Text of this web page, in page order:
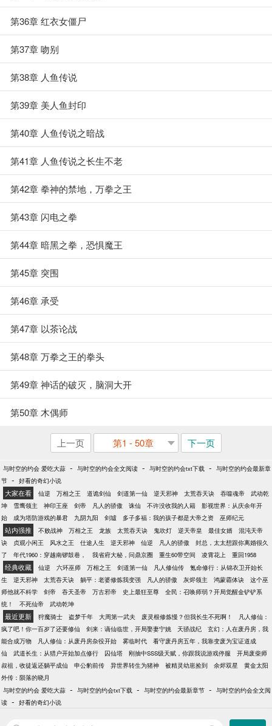
第36章 红衣女僵尸
第37章 吻别
第38章 人鱼传说
第39章 美人鱼封印
第40章 人鱼传说之暗战
第41章 人鱼传说之长生不老
第42章 拳神的禁地，万拳之王
第43章 闪电之拳
第44章 暗黑之拳，恐惧魔王
第45章 突围
第46章 承受
第47章 以茶论战
第48章 万拳之王的拳头
第49章 神话的破灭，脑洞大开
第50章 木偶师
上一页 第1 - 50章 下一页
与时空的约会 爱吃大蒜 - 与时空的约会全文阅读 - 与时空的约会txt下载 - 与时空的约会最新章
节 - 好看的奇幻小说
大家在看 仙逆 万相之王 道诡剑仙 剑道第一仙 逆天邪神 太荒吞天诀 吞噬魂帝
武动乾
坤
雪鹰领主 神印王座 剑帝 凡人的骄傲 诛仙 不许没收我的人籍
影视世界：从庆余年开
始
成为塔防游戏的暴君 九阴九阳 剑墟 多子多福：我的孩子都是大帝之资 巫师纪元
站内强推 不败战神 万相之王 龙族 太荒吞天诀 鬼吹灯 逆天帝皇 最佳女婿
混沌天帝
诀
贞观小闲王 风水之王 仕途人生 逆天邪神 仙逆 凡人的骄傲
封总，太太想跟你离婚很久
了
年代1960：穿越南锣鼓巷， 我省府大秘，问鼎京圈 重生60带空间 凌霄花上 重回1958
经典收藏 仙逆 六环巫师 万相之王 剑道第一仙 凡人修仙传
氪命修行：从锦衣卫开始长
生
逆天邪神 太荒吞天诀 躺平：老婆修炼我变强 凡人的骄傲 灰烬领主 鸿蒙霸体诀
这个巫
师他就不科学
剑帝 吞天圣帝 万古邪帝 史上最狂至尊
全民：召唤师弱？开局觉醒金铲铲系
统！
不死仙帝 武动乾坤
最近更新 狩魔骑士 盗梦千年 大周第一武夫 废灵根修炼慢？但我长生不死啊！
凡人修仙：
疯了吧！你一百岁了还要修仙
剑来：谪仙临世，开局娶妻宁姚 天骄战纪
玄幻：人在废丹房，我
能合成万物
凡人修仙：从废丹房杂役开始 雾临时代
看守废丹房五年，我靠变废为宝证道成
仙
武道长生：从猎户开始加点修行 囚仙塔 刚抽中SSS级天赋，你跟我说游戏停服
开局废柴师
叔祖，收徒返还躺平成仙
申公豹前传 异世界转生为猪神 被精灵幼崽捡到 余烬双星
黄金太阳
外传：陨落的晓月
与时空的约会 爱吃大蒜 - 与时空的约会txt下载 - 与时空的约会最新章节 - 与时空的约会全文阅
读 - 好看的奇幻小说